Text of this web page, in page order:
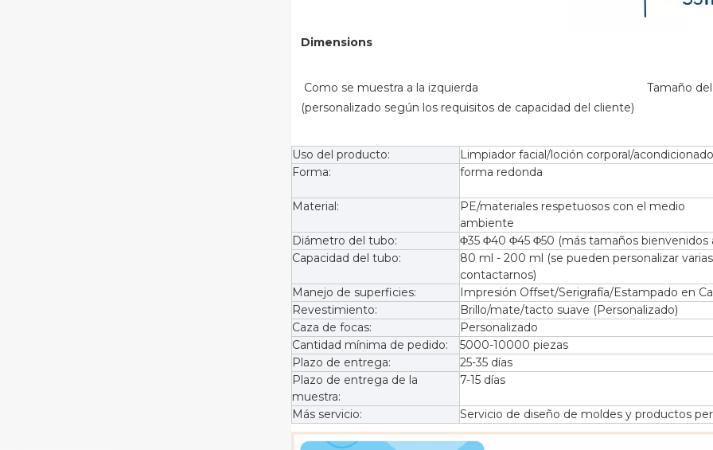
Dimensions
(personalizado según los requisitos de capacidad del cliente)
Uso del producto:
Limpiador facial/loción corporal/
Forma:
forma redonda
Material:
PE/materiales respetuosos con el medio
ambiente
Diámetro del tubo:
Φ35 Φ40 Φ45 Φ50 (más tamaños bienvenidos
Capacidad del tubo:
80 ml - 200 ml (se pueden personalizar
contactarnos)
Manejo de superficies:
Impresión Offset/Serigrafía/Estampado en
Revestimiento:
Brillo/mate/tacto suave (Personalizado)
Caza de focas:
Personalizado
Cantidad mínima de pedido:
5000-10000 piezas
Plazo de entrega:
25-35 días
Plazo de entrega de la
muestra:
7-15 días
Más servicio: Servicio de diseño de moldes y productos